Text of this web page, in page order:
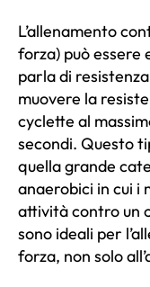
L’allenamento
forza) può essere
parla di
muovere la
cyclette al
secondi. Questo
quella grande
anaerobici in cui i
attività contro un
sono ideali per
forza, non solo